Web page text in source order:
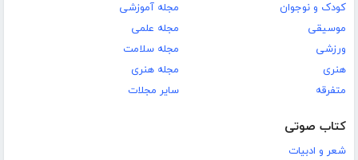
کودک و نوجوان
موسیقی
ورزشی
هنری
متفرقه
مجله آموزشی
مجله علمی
مجله سلامت
مجله هنری
سایر مجلات
کتاب صوتی
شعر و ادبیات